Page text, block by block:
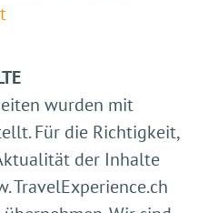
wurden mit
Für die Richtigkeit,
der Inhalte
TravelExperience.ch